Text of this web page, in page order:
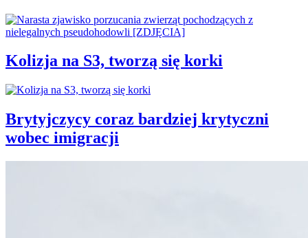
Kolizja na S3, tworzą się korki
Brytyjczycy coraz bardziej krytyczni
wobec imigracji